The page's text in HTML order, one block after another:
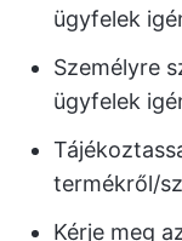
ügyfelek
Személyre
ügyfelek
termékről/
Kérje meg